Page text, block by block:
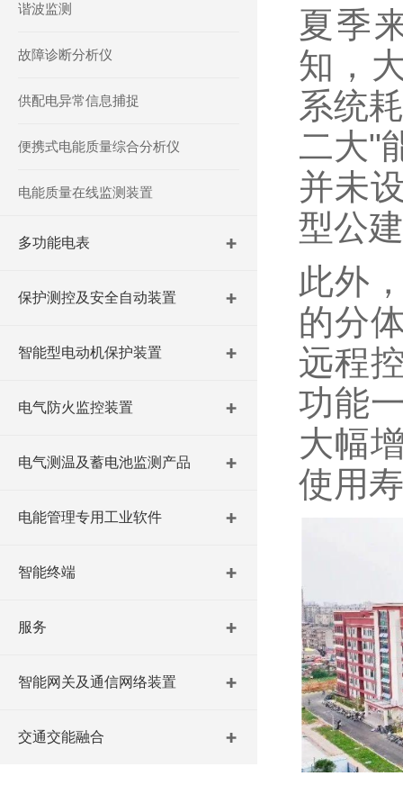
谐波监测
故障诊断分析仪
供配电异常信息捕捉
便携式电能质量综合分析仪
电能质量在线监测装置
多功能电表
保护测控及安全自动装置
智能型电动机保护装置
电气防火监控装置
电气测温及蓄电池监测产品
电能管理专用工业软件
智能终端
服务
智能网关及通信网络装置
交通交能融合
夏季
知，
系统
二大"
并未
型公
此外
的分
远程
功能
大幅
使用